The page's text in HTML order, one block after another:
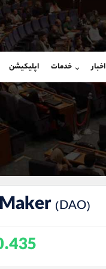
اخبار خدمات اپلیکیشن
(DAO)
داخلی